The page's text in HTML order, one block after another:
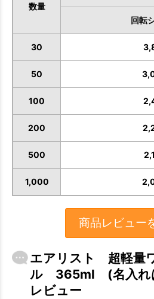
数量
回転
30
50
100
200
500
1,000
商品レビュー
エアリスト 超軽量
ル 365ml (名入れ
レビュー